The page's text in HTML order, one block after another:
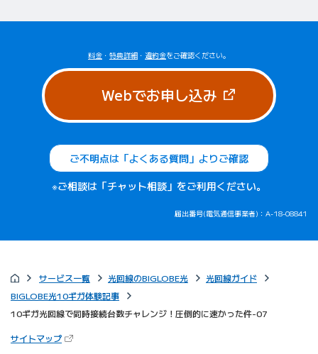
料金 ・ 特典詳細 ・ 違約金をご確認ください。
Webでお申し込み（新しいタブ
ご不明点は「よくある質問」よりご確認
※ご相談は「チャット相談」をご利用ください。
届出番号(電気通信事業者)：A-18-08841
サービス一覧 光回線のBIGLOBE光
光回線ガイド
BIGLOBE光10ギガ体験記事
10ギガ光回線で同時接続台数チャレンジ！圧倒的に速かった件-07
サイトマップ（新しいタブで開きます）